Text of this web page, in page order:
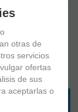
- EMG
198,95
21.00%
A CESTA
otras de
servicios
ofertas
de sus
aceptarlas o